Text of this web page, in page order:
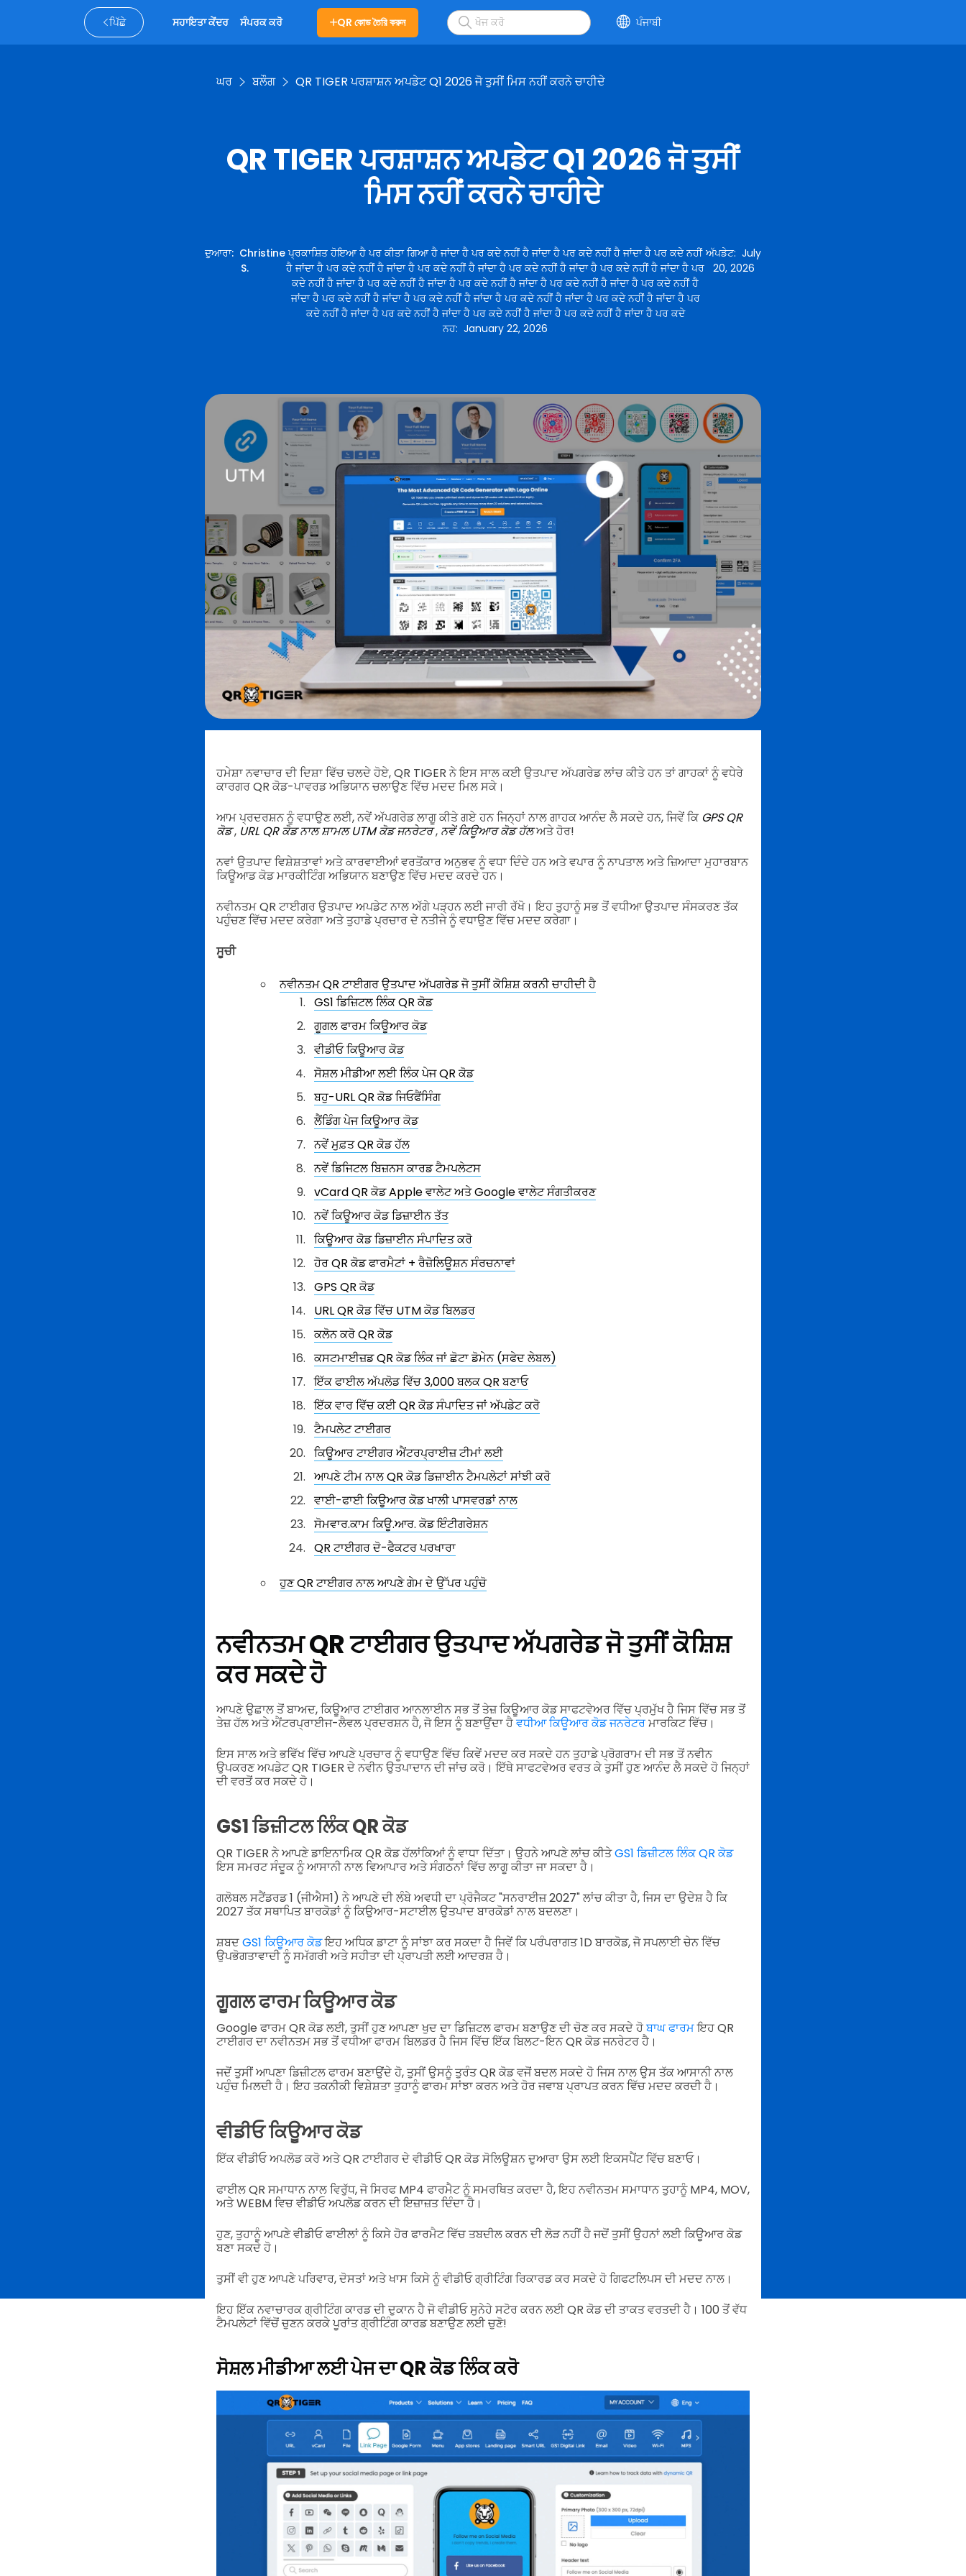
ਪਿੱਛੇ ਸਹਾਇਤਾ ਕੇਂਦਰ ਸੰਪਰਕ ਕਰੋ QR কোড তৈরি করুন ਪੰਜਾਬੀ
ਘਰ ਬਲੌਗ QR TIGER ਪਰਸ਼ਾਸ਼ਨ ਅਪਡੇਟ Q1 2026 ਜੋ ਤੁਸੀਂ ਮਿਸ ਨਹੀਂ ਕਰਨੇ ਚਾਹੀਦੇ
QR TIGER ਪਰਸ਼ਾਸ਼ਨ ਅਪਡੇਟ Q1 2026 ਜੋ ਤੁਸੀਂ
ਮਿਸ ਨਹੀਂ ਕਰਨੇ ਚਾਹੀਦੇ
ਦੁਆਰਾ: Christine
S.
ਪ੍ਰਕਾਸ਼ਿਤ ਹੋਇਆ ਹੈ ਪਰ ਕੀਤਾ ਗਿਆ ਹੈ ਜਾਂਦਾ ਹੈ ਪਰ ਕਦੇ ਨਹੀਂ ਹੈ ਜਾਂਦਾ ਹੈ ਪਰ ਕਦੇ ਨਹੀਂ ਹੈ ਜਾਂਦਾ ਹੈ ਪਰ ਕਦੇ ਨਹੀਂ
ਹੈ ਜਾਂਦਾ ਹੈ ਪਰ ਕਦੇ ਨਹੀਂ ਹੈ ਜਾਂਦਾ ਹੈ ਪਰ ਕਦੇ ਨਹੀਂ ਹੈ ਜਾਂਦਾ ਹੈ ਪਰ ਕਦੇ ਨਹੀਂ ਹੈ ਜਾਂਦਾ ਹੈ ਪਰ ਕਦੇ ਨਹੀਂ ਹੈ ਜਾਂਦਾ ਹੈ ਪਰ
ਕਦੇ ਨਹੀਂ ਹੈ ਜਾਂਦਾ ਹੈ ਪਰ ਕਦੇ ਨਹੀਂ ਹੈ ਜਾਂਦਾ ਹੈ ਪਰ ਕਦੇ ਨਹੀਂ ਹੈ ਜਾਂਦਾ ਹੈ ਪਰ ਕਦੇ ਨਹੀਂ ਹੈ ਜਾਂਦਾ ਹੈ ਪਰ ਕਦੇ ਨਹੀਂ ਹੈ
ਜਾਂਦਾ ਹੈ ਪਰ ਕਦੇ ਨਹੀਂ ਹੈ ਜਾਂਦਾ ਹੈ ਪਰ ਕਦੇ ਨਹੀਂ ਹੈ ਜਾਂਦਾ ਹੈ ਪਰ ਕਦੇ ਨਹੀਂ ਹੈ ਜਾਂਦਾ ਹੈ ਪਰ ਕਦੇ ਨਹੀਂ ਹੈ ਜਾਂਦਾ ਹੈ ਪਰ
ਕਦੇ ਨਹੀਂ ਹੈ ਜਾਂਦਾ ਹੈ ਪਰ ਕਦੇ ਨਹੀਂ ਹੈ ਜਾਂਦਾ ਹੈ ਪਰ ਕਦੇ ਨਹੀਂ ਹੈ ਜਾਂਦਾ ਹੈ ਪਰ ਕਦੇ ਨਹੀਂ ਹੈ ਜਾਂਦਾ ਹੈ ਪਰ ਕਦੇ
ਨਹ:January 22, 2026
ਅੱਪਡੇਟ:July
20, 2026
ਹਮੇਸ਼ਾ ਨਵਾਚਾਰ ਦੀ ਦਿਸ਼ਾ ਵਿੱਚ ਚਲਦੇ ਹੋਏ, QR TIGER ਨੇ ਇਸ ਸਾਲ ਕਈ ਉਤਪਾਦ ਅੱਪਗਰੇਡ ਲਾਂਚ ਕੀਤੇ ਹਨ ਤਾਂ ਗਾਹਕਾਂ ਨੂੰ ਵਧੇਰੇ
ਕਾਰਗਰ QR ਕੋਡ-ਪਾਵਰਡ ਅਭਿਯਾਨ ਚਲਾਉਣ ਵਿੱਚ ਮਦਦ ਮਿਲ ਸਕੇ।
ਆਮ ਪ੍ਰਦਰਸ਼ਨ ਨੂੰ ਵਧਾਉਣ ਲਈ, ਨਵੇਂ ਅੱਪਗਰੇਡ ਲਾਗੂ ਕੀਤੇ ਗਏ ਹਨ ਜਿਨ੍ਹਾਂ ਨਾਲ ਗਾਹਕ ਆਨੰਦ ਲੈ ਸਕਦੇ ਹਨ, ਜਿਵੇਂ ਕਿ GPS QR
ਕੋਡ, URL QR ਕੋਡ ਨਾਲਸ਼ਾਮਲ UTM ਕੋਡ ਜਨਰੇਟਰ, ਨਵੇਂ ਕਿਊਆਰ ਕੋਡ ਹੱਲਅਤੇ ਹੋਰ!
ਨਵਾਂ ਉਤਪਾਦ ਵਿਸ਼ੇਸ਼ਤਾਵਾਂ ਅਤੇ ਕਾਰਵਾਈਆਂ ਵਰਤੋਂਕਾਰ ਅਨੁਭਵ ਨੂੰ ਵਧਾ ਦਿੰਦੇ ਹਨ ਅਤੇ ਵਪਾਰ ਨੂੰ ਨਾਪਤਾਲ ਅਤੇ ਜ਼ਿਆਦਾ ਮੁਹਾਰਬਾਨ
ਕਿਊਆਡ ਕੋਡ ਮਾਰਕੀਟਿੰਗ ਅਭਿਯਾਨ ਬਣਾਉਣ ਵਿੱਚ ਮਦਦ ਕਰਦੇ ਹਨ।
ਨਵੀਨਤਮ QR ਟਾਈਗਰ ਉਤਪਾਦ ਅਪਡੇਟ ਨਾਲ ਅੱਗੇ ਪੜ੍ਹਨ ਲਈ ਜਾਰੀ ਰੱਖੋ। ਇਹ ਤੁਹਾਨੂੰ ਸਭ ਤੋਂ ਵਧੀਆ ਉਤਪਾਦ ਸੰਸਕਰਣ ਤੱਕ
ਪਹੁੰਚਣ ਵਿੱਚ ਮਦਦ ਕਰੇਗਾ ਅਤੇ ਤੁਹਾਡੇ ਪ੍ਰਚਾਰ ਦੇ ਨਤੀਜੇ ਨੂੰ ਵਧਾਉਣ ਵਿੱਚ ਮਦਦ ਕਰੇਗਾ।
ਸੂਚੀ
ਨਵੀਨਤਮ QR ਟਾਈਗਰ ਉਤਪਾਦ ਅੱਪਗਰੇਡ ਜੋ ਤੁਸੀਂ ਕੋਸ਼ਿਸ਼ ਕਰਨੀ ਚਾਹੀਦੀ ਹੈ
GS1 ਡਿਜ਼ਿਟਲ ਲਿੰਕ QR ਕੋਡ
ਗੂਗਲ ਫਾਰਮ ਕਿਊਆਰ ਕੋਡ
ਵੀਡੀਓ ਕਿਊਆਰ ਕੋਡ
ਸੋਸ਼ਲ ਮੀਡੀਆ ਲਈ ਲਿੰਕ ਪੇਜ QR ਕੋਡ
ਬਹੁ-URL QR ਕੋਡ ਜਿਓਫੈਂਸਿੰਗ
ਲੈਂਡਿੰਗ ਪੇਜ ਕਿਊਆਰ ਕੋਡ
ਨਵੇਂ ਮੁਫ਼ਤ QR ਕੋਡ ਹੱਲ
ਨਵੇਂ ਡਿਜਿਟਲ ਬਿਜ਼ਨਸ ਕਾਰਡ ਟੈਮਪਲੇਟਸ
vCard QR ਕੋਡ Apple ਵਾਲੇਟ ਅਤੇ Google ਵਾਲੇਟ ਸੰਗਤੀਕਰਣ
ਨਵੇਂ ਕਿਊਆਰ ਕੋਡ ਡਿਜ਼ਾਈਨ ਤੱਤ
ਕਿਊਆਰ ਕੋਡ ਡਿਜ਼ਾਈਨ ਸੰਪਾਦਿਤ ਕਰੋ
ਹੋਰ QR ਕੋਡ ਫਾਰਮੈਟਾਂ + ਰੈਜ਼ੋਲਿਊਸ਼ਨ ਸੰਰਚਨਾਵਾਂ
GPS QR ਕੋਡ
URL QR ਕੋਡ ਵਿੱਚ UTM ਕੋਡ ਬਿਲਡਰ
ਕਲੋਨ ਕਰੋ QR ਕੋਡ
ਕਸਟਮਾਈਜ਼ਡ QR ਕੋਡ ਲਿੰਕ ਜਾਂ ਛੋਟਾ ਡੋਮੇਨ (ਸਫੇਦ ਲੇਬਲ)
ਇੱਕ ਫਾਈਲ ਅੱਪਲੋਡ ਵਿੱਚ 3,000 ਬਲਕ QR ਬਣਾਓ
ਇੱਕ ਵਾਰ ਵਿੱਚ ਕਈ QR ਕੋਡ ਸੰਪਾਦਿਤ ਜਾਂ ਅੱਪਡੇਟ ਕਰੋ
ਟੈਮਪਲੇਟ ਟਾਈਗਰ
ਕਿਊਆਰ ਟਾਈਗਰ ਐਂਟਰਪ੍ਰਾਈਜ਼ ਟੀਮਾਂ ਲਈ
ਆਪਣੇ ਟੀਮ ਨਾਲ QR ਕੋਡ ਡਿਜ਼ਾਈਨ ਟੈਮਪਲੇਟਾਂ ਸਾਂਝੀ ਕਰੋ
ਵਾਈ-ਫਾਈ ਕਿਊਆਰ ਕੋਡ ਖਾਲੀ ਪਾਸਵਰਡਾਂ ਨਾਲ
ਸੋਮਵਾਰ.ਕਾਮ ਕਿਊ.ਆਰ. ਕੋਡ ਇੰਟੀਗਰੇਸ਼ਨ
QR ਟਾਈਗਰ ਦੋ-ਫੈਕਟਰ ਪਰਖਾਰਾ
ਹੁਣ QR ਟਾਈਗਰ ਨਾਲ ਆਪਣੇ ਗੇਮ ਦੇ ਉੱਪਰ ਪਹੁੰਚੋ
ਨਵੀਨਤਮ QR ਟਾਈਗਰ ਉਤਪਾਦ ਅੱਪਗਰੇਡ ਜੋ ਤੁਸੀਂ ਕੋਸ਼ਿਸ਼
ਕਰ ਸਕਦੇ ਹੋ
ਆਪਣੇ ਉਛਾਲ ਤੋਂ ਬਾਅਦ, ਕਿਊਆਰ ਟਾਈਗਰ ਆਨਲਾਈਨ ਸਭ ਤੋਂ ਤੇਜ਼ ਕਿਊਆਰ ਕੋਡ ਸਾਫਟਵੇਅਰ ਵਿੱਚ ਪ੍ਰਮੁੱਖ ਹੈ ਜਿਸ ਵਿੱਚ ਸਭ ਤੋਂ
ਤੇਜ਼ ਹੱਲ ਅਤੇ ਐਂਟਰਪ੍ਰਾਈਜ-ਲੈਵਲ ਪ੍ਰਦਰਸ਼ਨ ਹੈ, ਜੋ ਇਸ ਨੂੰ ਬਣਾਉਂਦਾ ਹੈਵਧੀਆ ਕਿਊਆਰ ਕੋਡ ਜਨਰੇਟਰਮਾਰਕਿਟ ਵਿੱਚ।
ਇਸ ਸਾਲ ਅਤੇ ਭਵਿੱਖ ਵਿੱਚ ਆਪਣੇ ਪ੍ਰਚਾਰ ਨੂੰ ਵਧਾਉਣ ਵਿੱਚ ਕਿਵੇਂ ਮਦਦ ਕਰ ਸਕਦੇ ਹਨ ਤੁਹਾਡੇ ਪ੍ਰੋਗਰਾਮ ਦੀ ਸਭ ਤੋਂ ਨਵੀਨ
ਉਪਕਰਣ ਅਪਡੇਟ QR TIGER ਦੇ ਨਵੀਨ ਉਤਪਾਦਾਨ ਦੀ ਜਾਂਚ ਕਰੋ।ਇੱਥੇ ਸਾਫਟਵੇਅਰ ਵਰਤ ਕੇ ਤੁਸੀਂ ਹੁਣ ਆਨੰਦ ਲੈ ਸਕਦੇ ਹੋ ਜਿਨ੍ਹਾਂ
ਦੀ ਵਰਤੋਂ ਕਰ ਸਕਦੇ ਹੋ।
GS1 ਡਿਜ਼ੀਟਲ ਲਿੰਕ QR ਕੋਡ
QR TIGER ਨੇ ਆਪਣੇ ਡਾਇਨਾਮਿਕ QR ਕੋਡ ਹੱਲਾਂਕਿਆਂ ਨੂੰ ਵਾਧਾ ਦਿੱਤਾ। ਉਹਨੇ ਆਪਣੇ ਲਾਂਚ ਕੀਤੇGS1 ਡਿਜ਼ੀਟਲ ਲਿੰਕ QR ਕੋਡ
ਇਸ ਸਮਰਟ ਸੰਦੂਕ ਨੂੰ ਆਸਾਨੀ ਨਾਲ ਵਿਆਪਾਰ ਅਤੇ ਸੰਗਠਨਾਂ ਵਿੱਚ ਲਾਗੂ ਕੀਤਾ ਜਾ ਸਕਦਾ ਹੈ।
ਗਲੋਬਲ ਸਟੈਂਡਰਡ 1 (ਜੀਐਸ1) ਨੇ ਆਪਣੇ ਦੀ ਲੰਬੇ ਅਵਧੀ ਦਾ ਪ੍ਰੋਜੈਕਟ "ਸਨਰਾਈਜ਼ 2027" ਲਾਂਚ ਕੀਤਾ ਹੈ, ਜਿਸ ਦਾ ਉਦੇਸ਼ ਹੈ ਕਿ
2027 ਤੱਕ ਸਥਾਪਿਤ ਬਾਰਕੋਡਾਂ ਨੂੰ ਕਿਉਆਰ-ਸਟਾਈਲ ਉਤਪਾਦ ਬਾਰਕੋਡਾਂ ਨਾਲ ਬਦਲਣਾ।
ਸ਼ਬਦGS1 ਕਿਊਆਰ ਕੋਡਇਹ ਅਧਿਕ ਡਾਟਾ ਨੂੰ ਸਾਂਝਾ ਕਰ ਸਕਦਾ ਹੈ ਜਿਵੇਂ ਕਿ ਪਰੰਪਰਾਗਤ 1D ਬਾਰਕੋਡ, ਜੋ ਸਪਲਾਈ ਚੇਨ ਵਿੱਚ
ਉਪਭੋਗਤਾਵਾਦੀ ਨੂੰ ਸਮੱਗਰੀ ਅਤੇ ਸਹੀਤਾ ਦੀ ਪ੍ਰਾਪਤੀ ਲਈ ਆਦਰਸ਼ ਹੈ।
ਗੂਗਲ ਫਾਰਮ ਕਿਊਆਰ ਕੋਡ
Google ਫਾਰਮ QR ਕੋਡ ਲਈ, ਤੁਸੀਂ ਹੁਣ ਆਪਣਾ ਖੁਦ ਦਾ ਡਿਜ਼ਿਟਲ ਫਾਰਮ ਬਣਾਉਣ ਦੀ ਚੋਣ ਕਰ ਸਕਦੇ ਹੋਬਾਘ ਫਾਰਮਇਹ QR
ਟਾਈਗਰ ਦਾ ਨਵੀਨਤਮ ਸਭ ਤੋਂ ਵਧੀਆ ਫਾਰਮ ਬਿਲਡਰ ਹੈ ਜਿਸ ਵਿੱਚ ਇੱਕ ਬਿਲਟ-ਇਨ QR ਕੋਡ ਜਨਰੇਟਰ ਹੈ।
ਜਦੋਂ ਤੁਸੀਂ ਆਪਣਾ ਡਿਜ਼ੀਟਲ ਫਾਰਮ ਬਣਾਉਂਦੇ ਹੋ, ਤੁਸੀਂ ਉਸਨੂੰ ਤੁਰੰਤ QR ਕੋਡ ਵਜੋਂ ਬਦਲ ਸਕਦੇ ਹੋ ਜਿਸ ਨਾਲ ਉਸ ਤੱਕ ਆਸਾਨੀ ਨਾਲ
ਪਹੁੰਚ ਮਿਲਦੀ ਹੈ। ਇਹ ਤਕਨੀਕੀ ਵਿਸ਼ੇਸ਼ਤਾ ਤੁਹਾਨੂੰ ਫਾਰਮ ਸਾਂਝਾ ਕਰਨ ਅਤੇ ਹੋਰ ਜਵਾਬ ਪ੍ਰਾਪਤ ਕਰਨ ਵਿੱਚ ਮਦਦ ਕਰਦੀ ਹੈ।
ਵੀਡੀਓ ਕਿਊਆਰ ਕੋਡ
ਇੱਕ ਵੀਡੀਓ ਅਪਲੋਡ ਕਰੋ ਅਤੇ QR ਟਾਈਗਰ ਦੇ ਵੀਡੀਓ QR ਕੋਡ ਸੋਲਿਊਸ਼ਨ ਦੁਆਰਾ ਉਸ ਲਈ ਇਕਸਪੈਂਟ ਵਿੱਚ ਬਣਾਓ।
ਫਾਈਲ QR ਸਮਾਧਾਨ ਨਾਲ ਵਿਰੁੱਧ, ਜੋ ਸਿਰਫ MP4 ਫਾਰਮੈਟ ਨੂੰ ਸਮਰਥਿਤ ਕਰਦਾ ਹੈ, ਇਹ ਨਵੀਨਤਮ ਸਮਾਧਾਨ ਤੁਹਾਨੂੰ MP4, MOV,
ਅਤੇ WEBM ਵਿਚ ਵੀਡੀਓ ਅਪਲੋਡ ਕਰਨ ਦੀ ਇਜ਼ਾਜ਼ਤ ਦਿੰਦਾ ਹੈ।
ਹੁਣ, ਤੁਹਾਨੂੰ ਆਪਣੇ ਵੀਡੀਓ ਫਾਈਲਾਂ ਨੂੰ ਕਿਸੇ ਹੋਰ ਫਾਰਮੈਟ ਵਿੱਚ ਤਬਦੀਲ ਕਰਨ ਦੀ ਲੋੜ ਨਹੀਂ ਹੈ ਜਦੋਂ ਤੁਸੀਂ ਉਹਨਾਂ ਲਈ ਕਿਊਆਰ ਕੋਡ
ਬਣਾ ਸਕਦੇ ਹੋ।
ਤੁਸੀਂ ਵੀ ਹੁਣ ਆਪਣੇ ਪਰਿਵਾਰ, ਦੋਸਤਾਂ ਅਤੇ ਖਾਸ ਕਿਸੇ ਨੂੰ ਵੀਡੀਓ ਗ੍ਰੀਟਿੰਗ ਰਿਕਾਰਡ ਕਰ ਸਕਦੇ ਹੋ ਗਿਫਟਲਿਪਸ ਦੀ ਮਦਦ ਨਾਲ।
ਇਹ ਇੱਕ ਨਵਾਚਾਰਕ ਗ੍ਰੀਟਿੰਗ ਕਾਰਡ ਦੀ ਦੁਕਾਨ ਹੈ ਜੋ ਵੀਡੀਓ ਸੁਨੇਹੇ ਸਟੋਰ ਕਰਨ ਲਈ QR ਕੋਡ ਦੀ ਤਾਕਤ ਵਰਤਦੀ ਹੈ। 100 ਤੋਂ ਵੱਧ
ਟੈਮਪਲੇਟਾਂ ਵਿੱਚੋਂ ਚੁਣਨ ਕਰਕੇ ਪੂਰਾਂਤ ਗ੍ਰੀਟਿੰਗ ਕਾਰਡ ਬਣਾਉਣ ਲਈ ਚੁਣੋ!
ਸੋਸ਼ਲ ਮੀਡੀਆ ਲਈ ਪੇਜ ਦਾ QR ਕੋਡ ਲਿੰਕ ਕਰੋ